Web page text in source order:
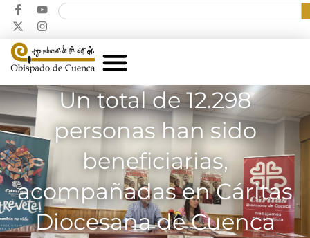
Un total de 12.298
personas han sido
beneficiarias,
acompañadas en Cáritas
Diocesana de Cuenca